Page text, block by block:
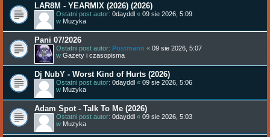
LAR8M - YEARMIX (2026) (2026)
Ostatni post autor: 0dayddl « 09 sie 2026, 5:09
w Muzyka
Pani 07/2026
Ostatni post autor: Postmann « 09 sie 2026, 5:07
w Gazety i czasopisma
Dj NubY - Worst Kind of Hurts (2026)
Ostatni post autor: 0dayddl « 09 sie 2026, 5:06
w Muzyka
Adam Spot - Talk To Me (2026)
Ostatni post autor: 0dayddl « 09 sie 2026, 5:03
w Muzyka